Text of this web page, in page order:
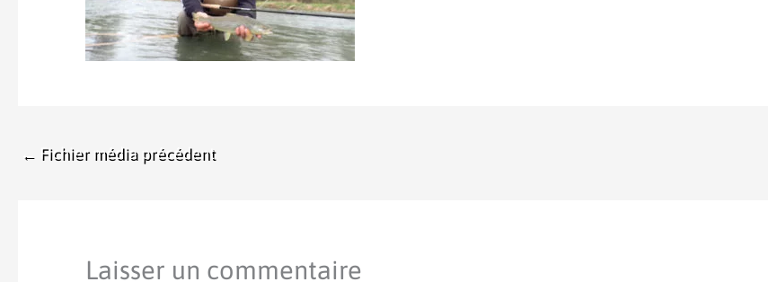
← Fichier média précédent
Laisser un commentaire